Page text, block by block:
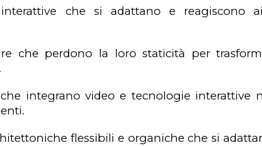
che si adattano e reagiscono
che perdono la loro staticità per
integrano video e tecnologie interattive
flessibili e organiche che si